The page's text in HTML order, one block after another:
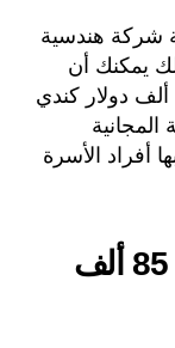
شركة هندسية
يمكنك أن
تتوقع حزمة رواتب عالية تتراوح من 62 ألف دولار كندي
المجانية
أفراد الأسرة
2. وظائف محاسب – راتب 85 ألف